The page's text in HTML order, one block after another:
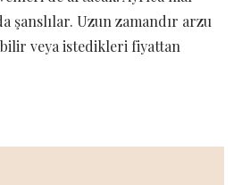
şanslılar. Uzun zamandır arzu
veya istedikleri fiyattan